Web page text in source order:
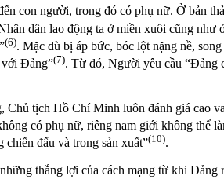
con người, trong đó có phụ nữ. Ở bản
dân lao động ta ở miền xuôi cũng
(6). Mặc dù bị áp bức, bóc lột nặng nề,
với Đảng”(7). Từ đó, Người yêu cầu “Đảng
Chủ tịch Hồ Chí Minh luôn đánh giá cao
có phụ nữ, riêng nam giới không thể
chiến đấu và trong sản xuất”(10).
thắng lợi của cách mạng từ khi